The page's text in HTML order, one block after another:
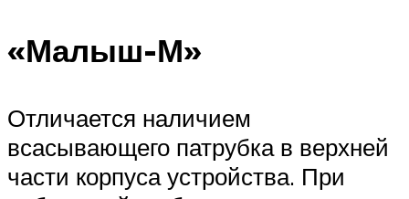
«Малыш-М»
Отличается наличием
всасывающего патрубка в верхней
части корпуса устройства. При